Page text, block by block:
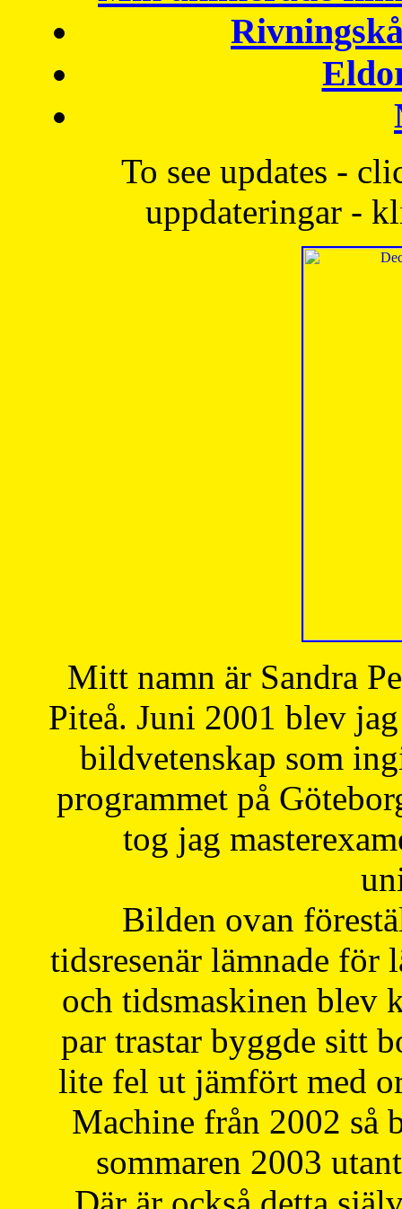
To see updates -
uppdateringar -
Mitt namn är Sandra
Piteå. Juni 2001 blev
bildvetenskap som
programmet på
tog jag
Bilden ovan
tidsresenär lämnade för
och tidsmaskinen blev
par trastar byggde sitt
lite fel ut jämfört med
Machine från 2002 så
sommaren 2003